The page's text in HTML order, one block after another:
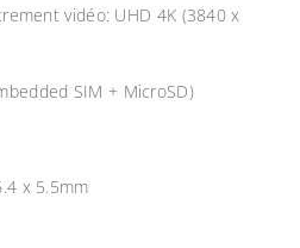
vidéo: UHD 4K (3840 x
SIM + MicroSD)
x 5.5mm